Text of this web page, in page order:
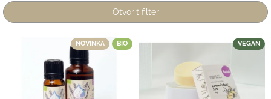
e
p
Otvoriť filter
NOVINKA BIO VEGAN